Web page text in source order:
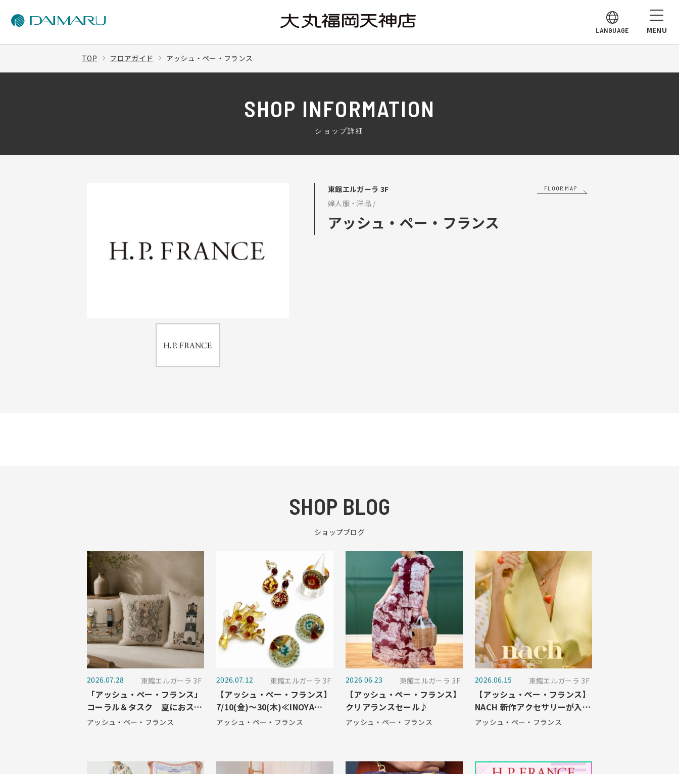
LANGUAGE MENU
TOP フロアガイド アッシュ・ペー・フランス
SHOP INFORMATION
ショップ詳細
東館エルガーラ 3F FLOOR MAP
婦人服・洋品 /
アッシュ・ペー・フランス
SHOP BLOG
ショップブログ
2026.07.28 東館エルガーラ 3F
「アッシュ・ペー・フランス」
コーラル＆タスク 夏におスス
メのクッションが入荷しました
アッシュ・ペー・フランス
2026.07.12 東館エルガーラ 3F
【アッシュ・ぺー・フランス】
7/10(金)～30(木)≪INOYA
MAKIKO展≫ 開催のお知らせ♪
アッシュ・ペー・フランス
2026.06.23 東館エルガーラ 3F
【アッシュ・ぺー・フランス】
クリアランスセール♪
アッシュ・ペー・フランス
2026.06.15 東館エルガーラ 3F
【アッシュ・ぺー・フランス】
NACH 新作アクセサリーが入荷
しました！
アッシュ・ペー・フランス